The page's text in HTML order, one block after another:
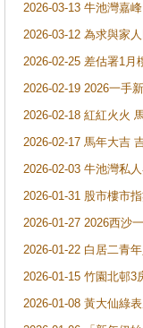
2026-03-13 牛池灣嘉
2026-03-12 為求與家
2026-02-25 差估署1
2026-02-19 2026一手
2026-02-18 紅紅火火
2026-02-17 馬年大吉
2026-02-03 牛池灣私
2026-01-31 股市樓市
2026-01-27 2026西沙
2026-01-22 白居二青
2026-01-15 竹園北邨3
2026-01-08 黃大仙綠